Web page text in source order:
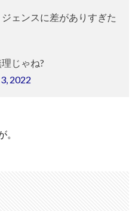
ェンスに差がありすぎた
じゃね?
2022